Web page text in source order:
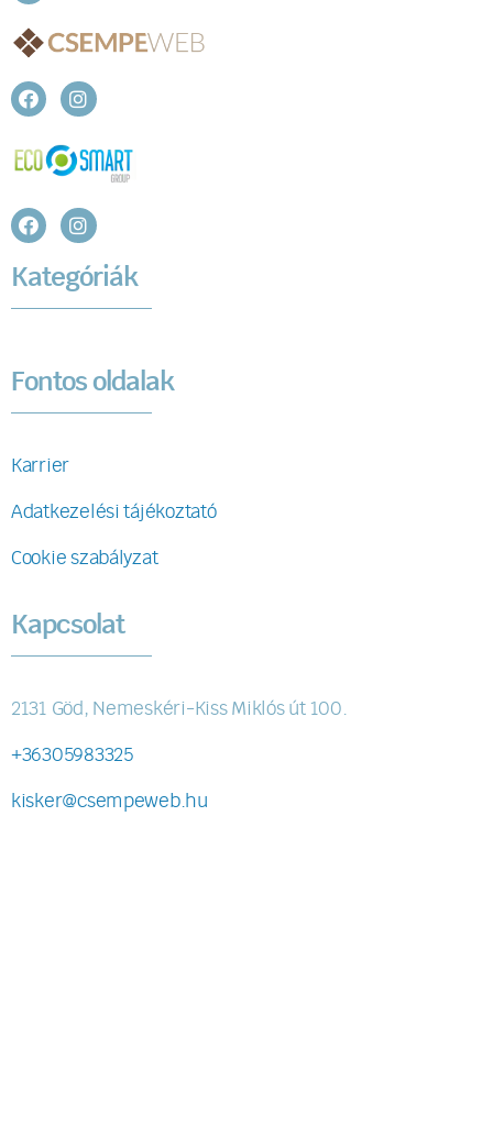
Kategóriák
Fontos oldalak
Karrier
Adatkezelési tájékoztató
Cookie szabályzat
Kapcsolat
2131 Göd, Nemeskéri-Kiss Miklós út 100.
+36305983325
kisker@csempeweb.hu